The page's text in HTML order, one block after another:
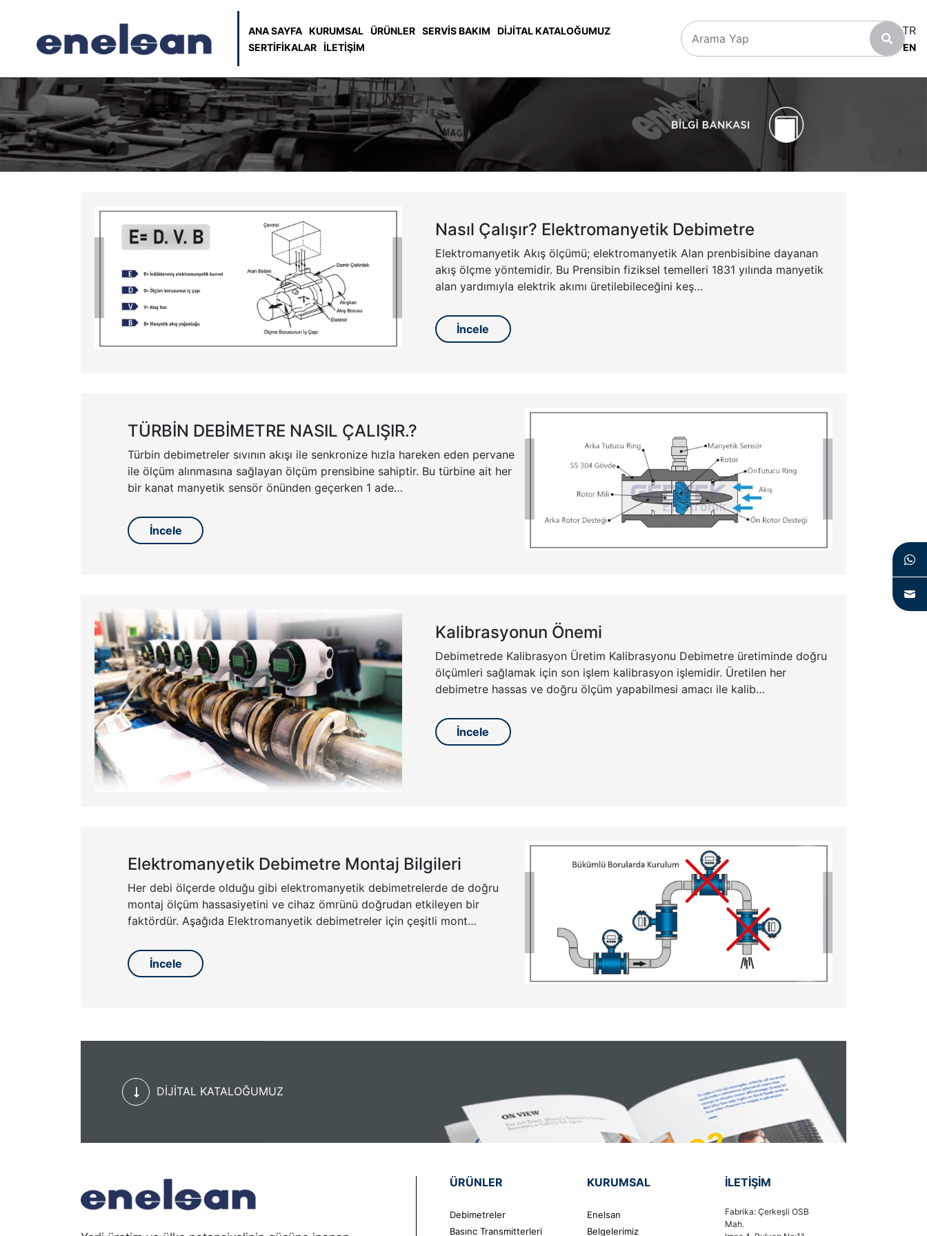
ANA SAYFA KURUMSAL ÜRÜNLER SERVIS BAKIM
DİJİTAL KATALOĞUMUZ
SERTİFİKALAR İLETIŞIM
TR
EN
Nasıl Çalışır? Elektromanyetik Debimetre
Elektromanyetik Akış ölçümü; elektromanyetik Alan prenbisibine dayanan
akış ölçme yöntemidir. Bu Prensibin fiziksel temelleri 1831 yılında manyetik
alan yardımıyla elektrik akımı üretilebileceğini keş…
İncele
TÜRBİN DEBİMETRE NASIL ÇALIŞIR.?
Türbin debimetreler sıvının akışı ile senkronize hızla hareken eden pervane
ile ölçüm alınmasına sağlayan ölçüm prensibine sahiptir. Bu türbine ait her
bir kanat manyetik sensör önünden geçerken 1 ade…
İncele
Kalibrasyonun Önemi
Debimetrede Kalibrasyon Üretim Kalibrasyonu Debimetre üretiminde doğru
ölçümleri sağlamak için son işlem kalibrasyon işlemidir. Üretilen her
debimetre hassas ve doğru ölçüm yapabilmesi amacı ile kalib…
İncele
Elektromanyetik Debimetre Montaj Bilgileri
Her debi ölçerde olduğu gibi elektromanyetik debimetrelerde de doğru
montaj ölçüm hassasiyetini ve cihaz ömrünü doğrudan etkileyen bir
faktördür. Aşağıda Elektromanyetik debimetreler için çeşitli mont…
İncele
DİJİTAL KATALOĞUMUZ
ÜRÜNLER
Debimetreler
Basınc Transmitterleri
KURUMSAL
Enelsan
Belgelerimiz
İLETIŞIM
Fabrika: Çerkeşli OSB
Mah.